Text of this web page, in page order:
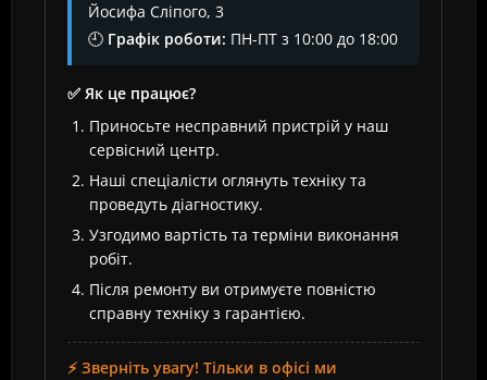
Йосифа Сліпого, 3
🕘 Графік роботи: ПН-ПТ з 10:00 до 18:00
✅ Як це працює?
Приносьте несправний пристрій у наш
сервісний центр.
Наші спеціалісти оглянуть техніку та
проведуть діагностику.
Узгодимо вартість та терміни виконання
робіт.
Після ремонту ви отримуєте повністю
справну техніку з гарантією.
⚡ Зверніть увагу! Тільки в офісі ми